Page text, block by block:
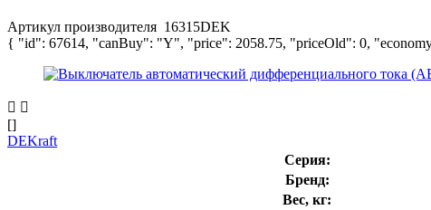
Артикул производителя 16315DEK
{ "id": 67614, "canBuy": "Y", "price": 2058.75, "priceOld": 0,
[]
DEKraft
Серия:
Бренд:
Вес, кг: